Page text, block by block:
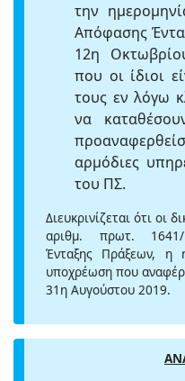
την
Απόφασης
12η
που οι ίδιοι
τους εν λόγω
να
αρμόδιες
του ΠΣ.
Διευκρινίζεται ότι οι
αριθμ. πρωτ. 1641/
Ένταξης Πράξεων, η
υποχρέωση που
31η Αυγούστου 2019.